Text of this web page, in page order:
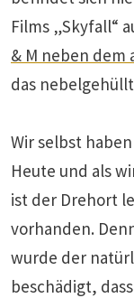
Films „Skyfall“
& M neben dem
das
Wir selbst
Heute und als
ist der Drehort
vorhanden.
wurde der
beschädigt,